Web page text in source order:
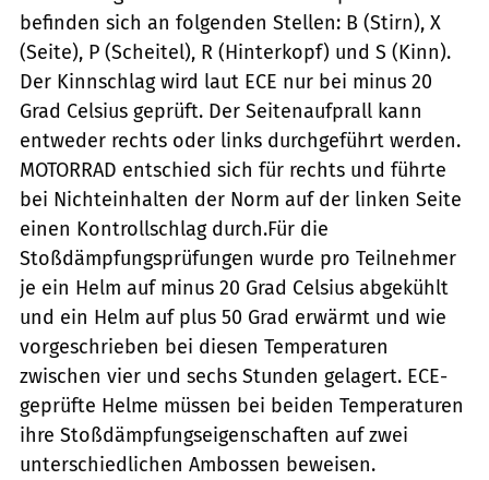
befinden sich an folgenden Stellen: B (Stirn), X
(Seite), P (Scheitel), R (Hinterkopf) und S (Kinn).
Der Kinnschlag wird laut ECE nur bei minus 20
Grad Celsius geprüft. Der Seitenaufprall kann
entweder rechts oder links durchgeführt werden.
MOTORRAD entschied sich für rechts und führte
bei Nichteinhalten der Norm auf der linken Seite
einen Kontrollschlag durch.Für die
Stoßdämpfungsprüfungen wurde pro Teilnehmer
je ein Helm auf minus 20 Grad Celsius abgekühlt
und ein Helm auf plus 50 Grad erwärmt und wie
vorgeschrieben bei diesen Temperaturen
zwischen vier und sechs Stunden gelagert. ECE-
geprüfte Helme müssen bei beiden Temperaturen
ihre Stoßdämpfungseigenschaften auf zwei
unterschiedlichen Ambossen beweisen.